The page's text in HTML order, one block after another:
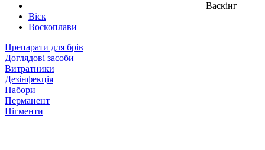
Васкінг
Віск
Воскоплави
Препарати для брів
Доглядові засоби
Витратники
Дезінфекція
Набори
Перманент
Пігменти